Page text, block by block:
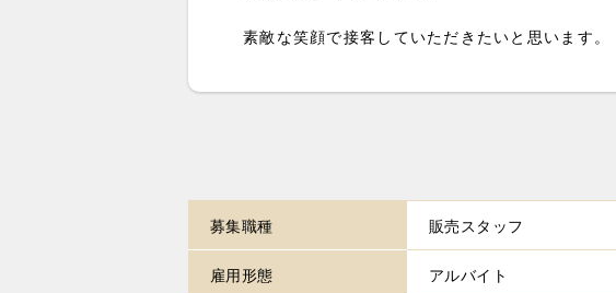
素敵な笑顔で接客していただきたいと思います。
募集職種 販売スタッフ
雇用形態 アルバイト